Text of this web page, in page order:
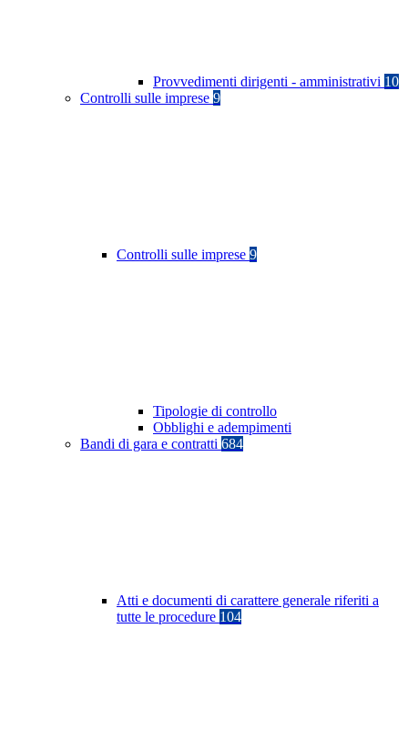
Provvedimenti dirigenti - amministrativi 10
Controlli sulle imprese 9
Controlli sulle imprese 9
Tipologie di controllo
Obblighi e adempimenti
Bandi di gara e contratti 684
Atti e documenti di carattere generale riferiti a
tutte le procedure 104